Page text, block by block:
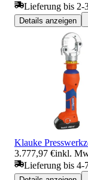
Lieferung bis 2-
Details anzeigen
Klauke
3.777,97 €inkl.
Lieferung bis 4-